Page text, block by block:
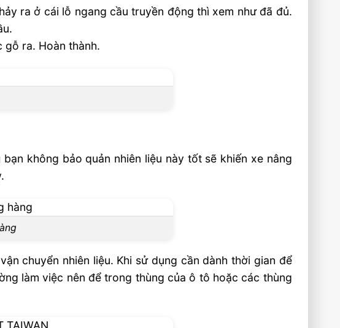
ra ở cái lỗ ngang cầu truyền động thì xem như đã đủ.
gỗ ra. Hoàn thành.
không bảo quản nhiên liệu này tốt sẽ khiến xe nâng
chuyển nhiên liệu. Khi sử dụng cần dành thời gian để
làm việc nên để trong thùng của ô tô hoặc các thùng